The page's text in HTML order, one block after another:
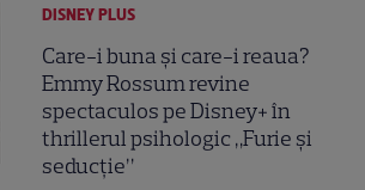
DISNEY PLUS
Care-i buna și care-i reaua?
Emmy Rossum revine
spectaculos pe Disney+ în
thrillerul psihologic „Furie și
seducție”